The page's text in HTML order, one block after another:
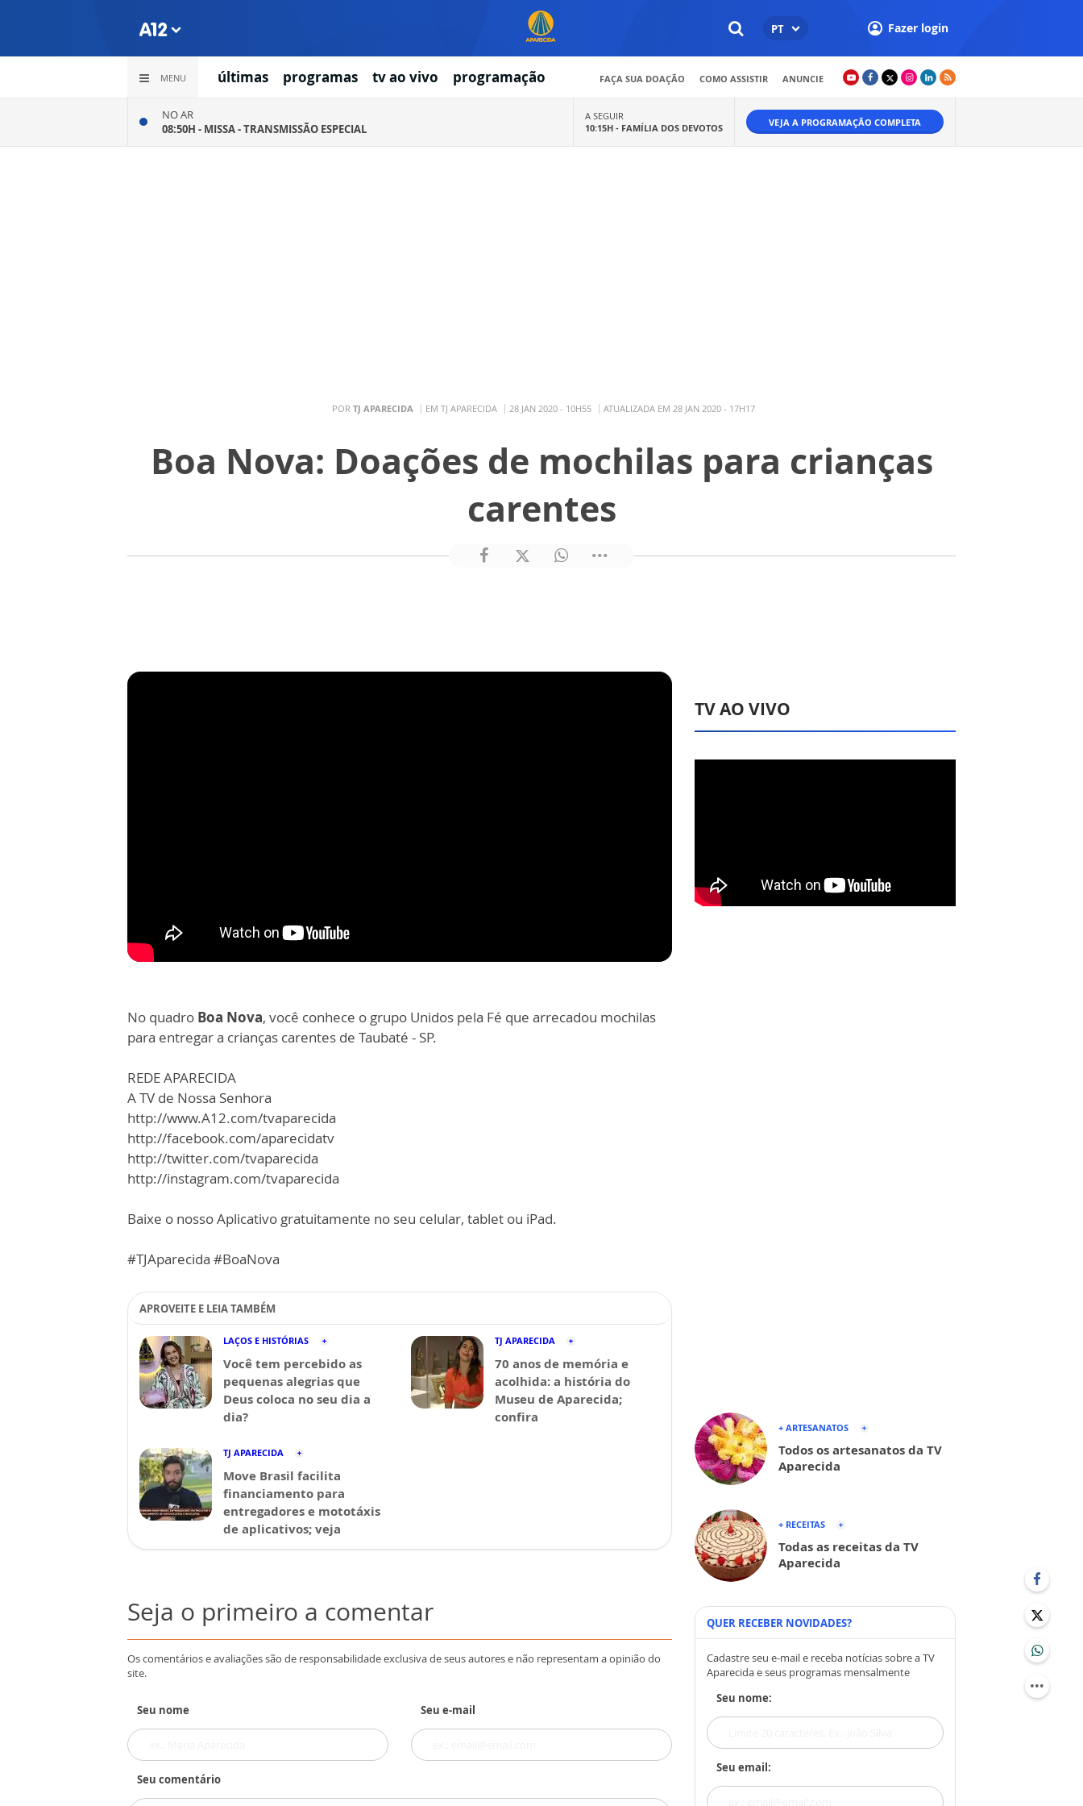
PT Fazer login
MENU últimas programas tv ao vivo programação FAÇA SUA DOAÇÃO COMO ASSISTIR ANUNCIE
NO AR
08:50H - MISSA - TRANSMISSÃO ESPECIAL
A SEGUIR
10:15H - FAMÍLIA DOS DEVOTOS VEJA A PROGRAMAÇÃO COMPLETA
POR TJ APARECIDA EM TJ APARECIDA 28 JAN 2020 - 10H55 ATUALIZADA EM 28 JAN 2020 - 17H17
Boa Nova: Doações de mochilas para crianças
carentes
No quadro Boa Nova, você conhece o grupo Unidos pela Fé que arrecadou mochilas
para entregar a crianças carentes de Taubaté - SP.
REDE APARECIDA
A TV de Nossa Senhora
http://www.A12.com/tvaparecida
http://facebook.com/aparecidatv
http://twitter.com/tvaparecida
http://instagram.com/tvaparecida
Baixe o nosso Aplicativo gratuitamente no seu celular, tablet ou iPad.
#TJAparecida #BoaNova
APROVEITE E LEIA TAMBÉM
LAÇOS E HISTÓRIAS
Você tem percebido as
pequenas alegrias que
Deus coloca no seu dia a
dia?
TJ APARECIDA
70 anos de memória e
acolhida: a história do
Museu de Aparecida;
confira
TJ APARECIDA
Move Brasil facilita
financiamento para
entregadores e mototáxis
de aplicativos; veja
Seja o primeiro a comentar
Os comentários e avaliações são de responsabilidade exclusiva de seus autores e não representam a opinião do
site.
Seu nome Seu e-mail
Seu comentário
TV AO VIVO
+ ARTESANATOS
Todos os artesanatos da TV
Aparecida
+ RECEITAS
Todas as receitas da TV
Aparecida
QUER RECEBER NOVIDADES?
Cadastre seu e-mail e receba notícias sobre a TV
Aparecida e seus programas mensalmente
Seu nome:
Seu email: